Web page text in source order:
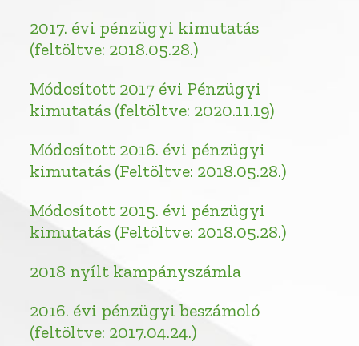
2017. évi pénzügyi kimutatás
(feltöltve: 2018.05.28.)
Módosított 2017 évi Pénzügyi
kimutatás (feltöltve: 2020.11.19)
Módosított 2016. évi pénzügyi
kimutatás (Feltöltve: 2018.05.28.)
Módosított 2015. évi pénzügyi
kimutatás (Feltöltve: 2018.05.28.)
2018 nyílt kampányszámla
2016. évi pénzügyi beszámoló
(feltöltve: 2017.04.24.)